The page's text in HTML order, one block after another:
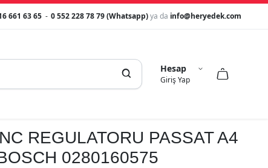
661 63 65 -0 552 228 78 79 (Whatsapp)ya da info@heryedek.com
 Hesap
Giriş Yap
 
REGULATORU PASSAT A4
0280160575